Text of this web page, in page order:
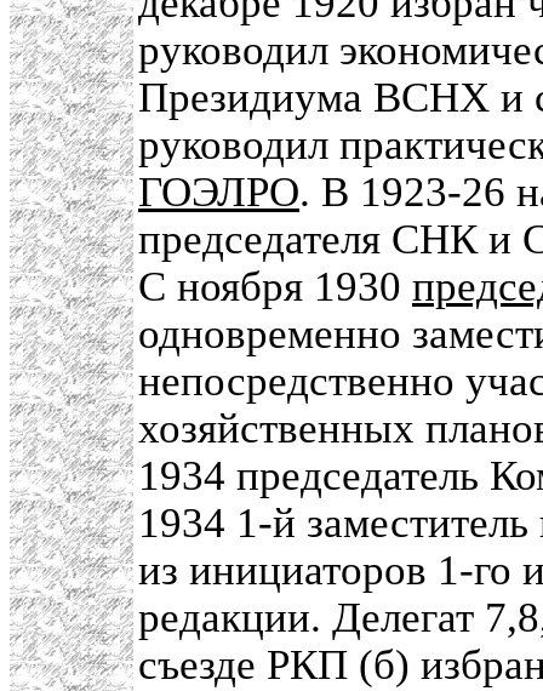
руководил
Президиума ВСНХ и
руководил
ГОЭЛРО. В 1923-26
председателя СНК
С ноября 1930
одновременно
непосредственно
хозяйственных
1934 председатель
1934 1-й
из инициаторов 1-го
редакции. Делегат
съезде РКП (б)